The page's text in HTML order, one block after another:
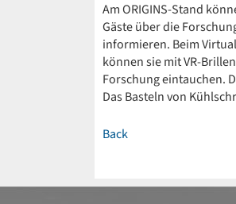
Am ORIGINS-Stand
Gäste über die
informieren. Beim
können sie mit VR-
Forschung eintauchen.
Das Basteln von
Back